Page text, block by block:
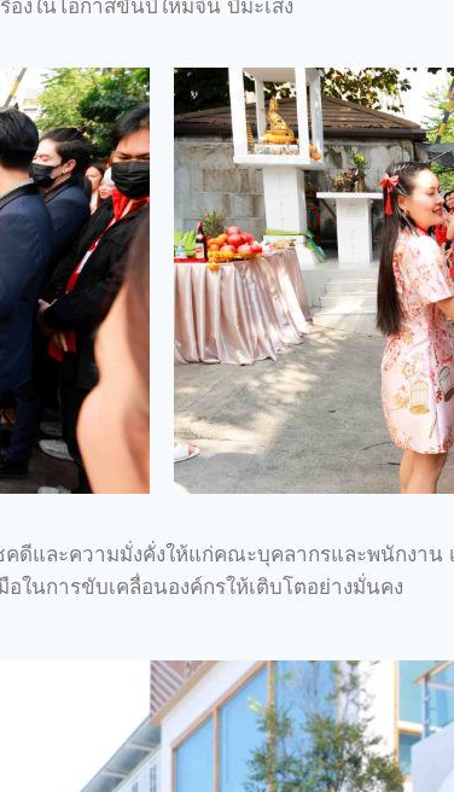
องในโอกาสขึ้นปีใหม่จีน ปีมะเส็ง
คดีและความมั่งคั่งให้แก่คณะบุคลากรและพนักงาน
ในการขับเคลื่อนองค์กรให้เติบโตอย่างมั่นคง